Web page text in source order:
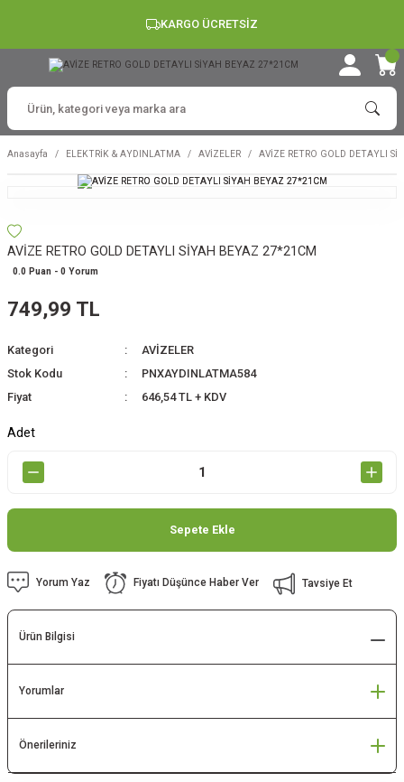
KARGO ÜCRETSİZ
Anasayfa ELEKTRİK & AYDINLATMA AVİZELER AVİZE RETRO GOLD DETAYLI
AVİZE RETRO GOLD DETAYLI SİYAH BEYAZ 27*21CM
0.0 Puan - 0 Yorum
749,99 TL
Kategori
AVİZELER
Stok Kodu
PNXAYDINLATMA584
Fiyat
646,54 TL + KDV
Adet
Sepete Ekle
Yorum Yaz Fiyatı Düşünce Haber Ver Tavsiye Et
Ürün Bilgisi
Yorumlar
Önerileriniz